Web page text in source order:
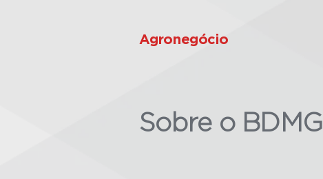
Agronegócio
Sobre o BDMG